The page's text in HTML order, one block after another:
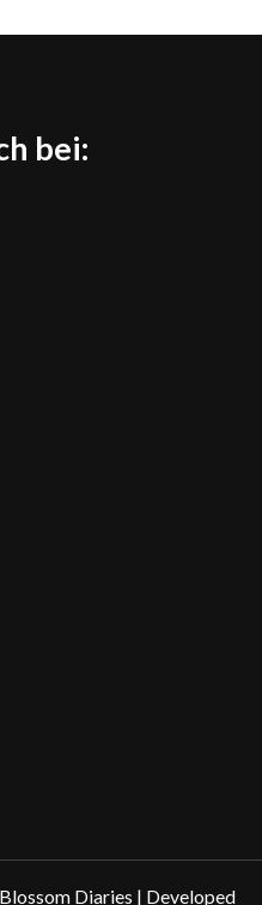
bei:
Blossom Diaries | Developed